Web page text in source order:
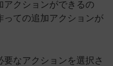
アクションができるの
っての追加アクションが
なアクションを選択さ